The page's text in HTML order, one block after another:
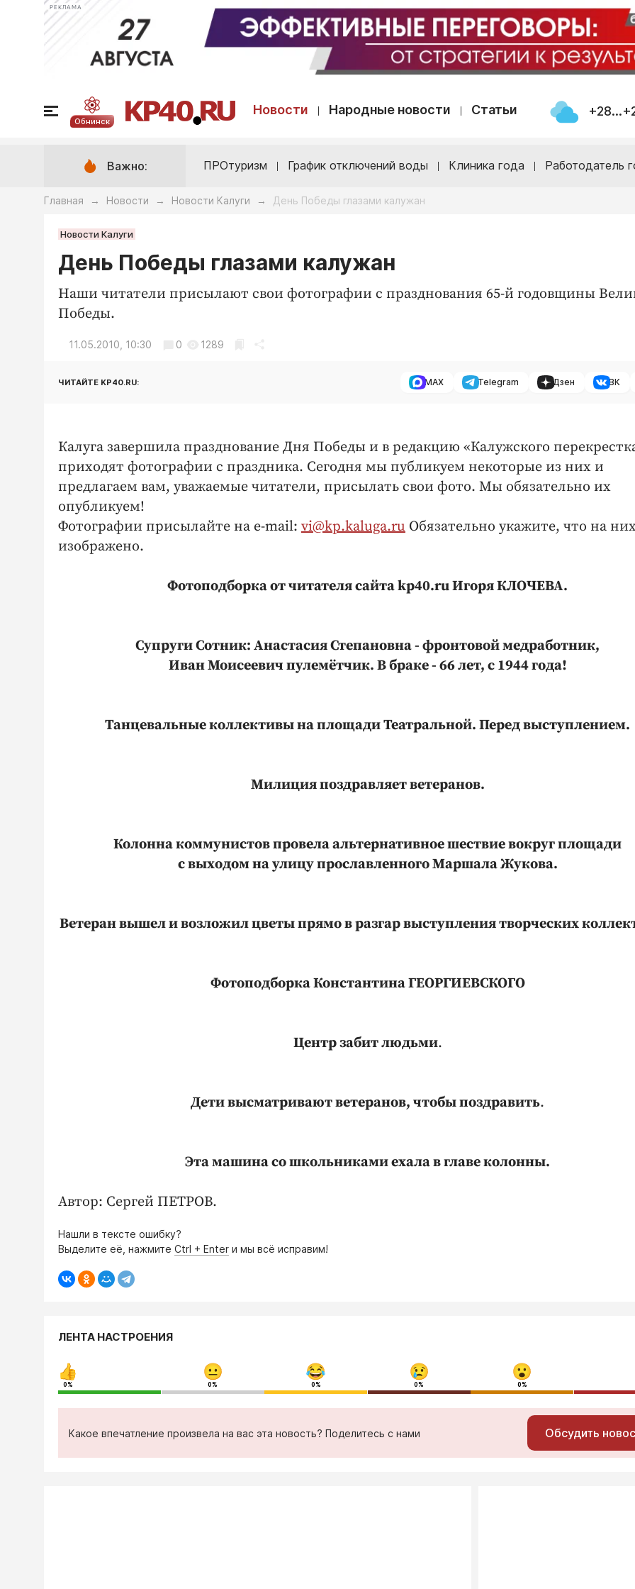
РЕКЛАМА
Обнинск
Новости Народные новости Статьи
Важно: ПРОтуризм График отключений воды Клиника года Работодатель
Главная → Новости → Новости Калуги → День Победы глазами калужан
Новости Калуги
День Победы глазами калужан
Наши читатели присылают свои фотографии с празднования 65-й годовщины
Победы.
11.05.2010, 10:30 0 1289
ЧИТАЙТЕ KP40.RU: MAX Telegram Дзен ВК
Калуга завершила празднование Дня Победы и в редакцию «Калужского
приходят фотографии с праздника. Сегодня мы публикуем некоторые из них и
предлагаем вам, уважаемые читатели, присылать свои фото. Мы обязательно их
опубликуем!
Фотографии присылайте на e-mail: vi@kp.kaluga.ru Обязательно укажите, что на
изображено.
Фотоподборка от читателя сайта kp40.ru Игоря КЛОЧЕВА.
Супруги Сотник: Анастасия Степановна - фронтовой медработник,
Иван Моисеевич пулемётчик. В браке - 66 лет, с 1944 года!
Танцевальные коллективы на площади Театральной. Перед выступлением.
Милиция поздравляет ветеранов.
Колонна коммунистов провела альтернативное шествие вокруг площади
с выходом на улицу прославленного Маршала Жукова.
Ветеран вышел и возложил цветы прямо в разгар выступления творческих
Фотоподборка Константина ГЕОРГИЕВСКОГО
Центр забит людьми.
Дети высматривают ветеранов, чтобы поздравить.
Эта машина со школьниками ехала в главе колонны.
Автор: Сергей ПЕТРОВ.
Нашли в тексте ошибку?
Выделите её, нажмите Ctrl + Enter и мы всё исправим!
ЛЕНТА НАСТРОЕНИЯ
0% 0% 0% 0% 0%
Какое впечатление произвела на вас эта новость? Поделитесь с нами Обсудить